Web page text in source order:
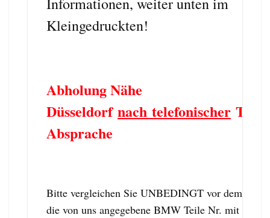
Kleingedruckten!
Abholung Nähe
Düsseldorfnach telefonischer
Absprache
Bitte vergleichen Sie UNBEDINGT vor dem Kauf
die von uns angegebene BMW Teile Nr. mit dem